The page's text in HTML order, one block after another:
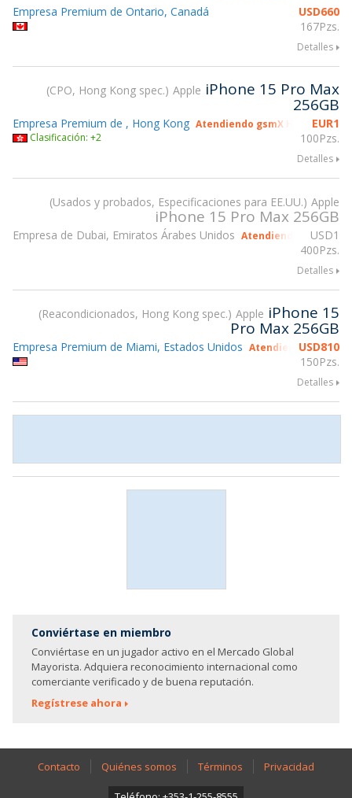
USD660
167Pzs.
Empresa Premium de Ontario, Canadá
Detalles
CPO, Hong Kong spec. Apple iPhone 15 Pro Max
256GB
EUR1
100Pzs.
Empresa Premium de , Hong Kong Atendiendo gsmX Hong Kong
Clasificación: +2
Detalles
Usados y probados, Especificaciones para EE.UU. Apple
iPhone 15 Pro Max 256GB
USD1
400Pzs.
Empresa de Dubai, Emiratos Árabes Unidos Atendiendo gsmX
Detalles
Reacondicionados, Hong Kong spec. Apple iPhone 15
Pro Max 256GB
USD810
150Pzs.
Empresa Premium de Miami, Estados Unidos Atendiendo gsmX
Detalles
Conviértase en miembro
Conviértase en un jugador activo en el Mercado Global
Mayorista. Adquiera reconocimiento internacional como
comerciante verificado y de buena reputación.
Regístrese ahora
Contacto Quiénes somos Términos Privacidad